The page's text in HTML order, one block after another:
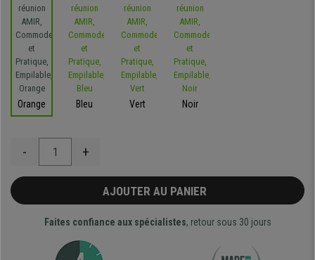
Orange Bleu Vert Noir
- +
AJOUTER AU PANIER
Faites confiance aux spécialistes, retour sous 30 jours